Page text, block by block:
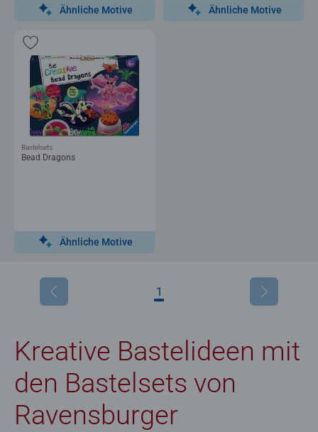
Ähnliche Motive
Ähnliche Motive
Bead Dragons
Bastelsets
Ähnliche Motive
1
Kreative Bastelideen mit
den Bastelsets von
Ravensburger